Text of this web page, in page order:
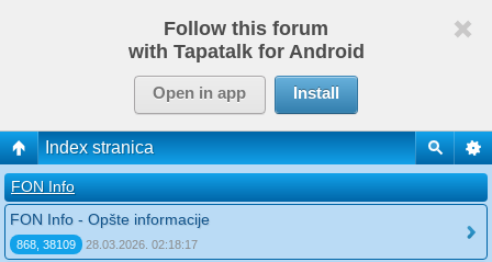
Follow this forum
with Tapatalk for Android
Open in app Install
Index stranica
FON Info
FON Info - Opšte informacije
868, 38109 28.03.2026. 02:18:17